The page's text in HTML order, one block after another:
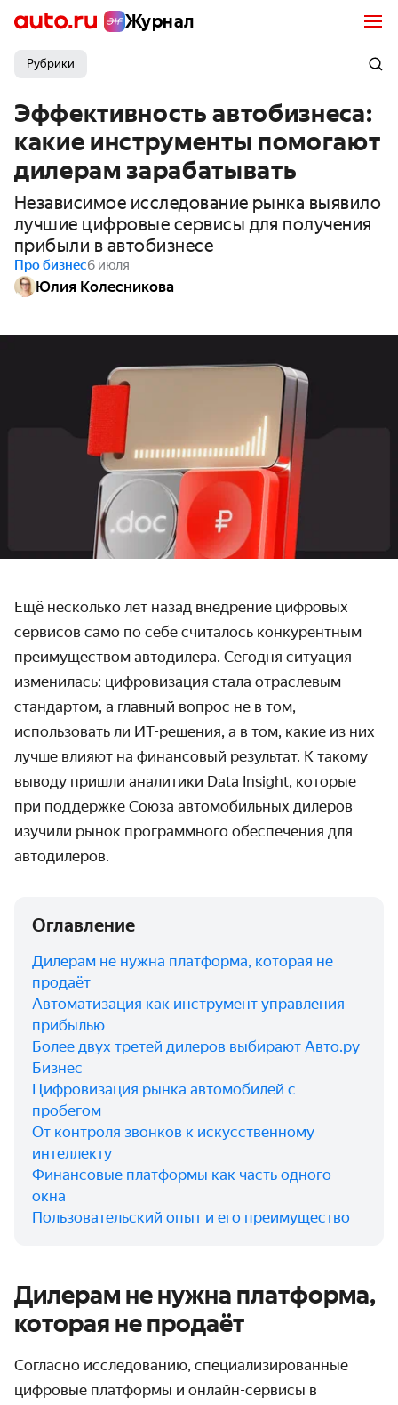
Журнал
Рубрики
Эффективность автобизнеса:
какие инструменты помогают
дилерам зарабатывать
Независимое исследование рынка выявило
лучшие цифровые сервисы для получения
прибыли в автобизнесе
Про бизнес6 июля
Юлия Колесникова
Ещё несколько лет назад внедрение цифровых
сервисов само по себе считалось конкурентным
преимуществом автодилера. Сегодня ситуация
изменилась: цифровизация стала отраслевым
стандартом, а главный вопрос не в том,
использовать ли ИТ-решения, а в том, какие из них
лучше влияют на финансовый результат. К такому
выводу пришли аналитики Data Insight, которые
при поддержке Союза автомобильных дилеров
изучили рынок программного обеспечения для
автодилеров.
Оглавление
Дилерам не нужна платформа, которая не
продаёт
Автоматизация как инструмент управления
прибылью
Более двух третей дилеров выбирают Авто.ру
Бизнес
Цифровизация рынка автомобилей с
пробегом
От контроля звонков к искусственному
интеллекту
Финансовые платформы как часть одного
окна
Пользовательский опыт и его преимущество
Дилерам не нужна платформа,
которая не продаёт
Согласно исследованию, специализированные
цифровые платформы и онлайн-сервисы в